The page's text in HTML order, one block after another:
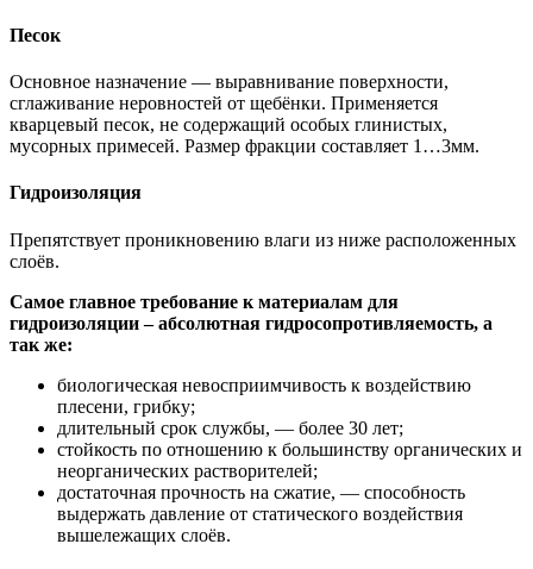
Песок
Основное назначение — выравнивание поверхности,
сглаживание неровностей от щебёнки. Применяется
кварцевый песок, не содержащий особых глинистых,
мусорных примесей. Размер фракции составляет 1…3мм.
Гидроизоляция
Препятствует проникновению влаги из ниже расположенных
слоёв.
Самое главное требование к материалам для
гидроизоляции – абсолютная гидросопротивляемость, а
так же:
биологическая невосприимчивость к воздействию
плесени, грибку;
длительный срок службы, — более 30 лет;
стойкость по отношению к большинству органических и
неорганических растворителей;
достаточная прочность на сжатие, — способность
выдержать давление от статического воздействия
вышележащих слоёв.